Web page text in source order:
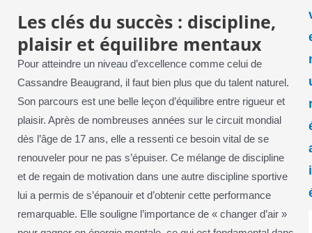
Les clés du succès : discipline,
plaisir et équilibre mentaux
Pour atteindre un niveau d’excellence comme celui de
Cassandre Beaugrand, il faut bien plus que du talent naturel.
Son parcours est une belle leçon d’équilibre entre rigueur et
plaisir. Après de nombreuses années sur le circuit mondial
dès l’âge de 17 ans, elle a ressenti ce besoin vital de se
renouveler pour ne pas s’épuiser. Ce mélange de discipline
et de regain de motivation dans une autre discipline sportive
lui a permis de s’épanouir et d’obtenir cette performance
remarquable. Elle souligne l’importance de « changer d’air »